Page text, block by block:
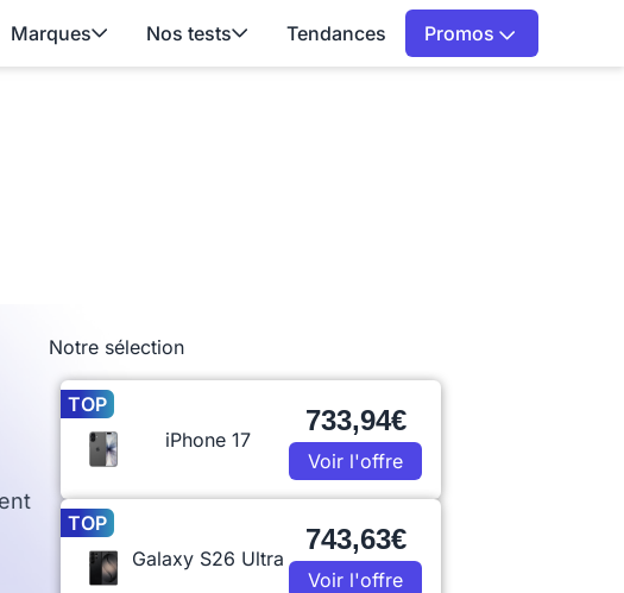
Marques Nos tests Tendances Promos
Notre sélection
TOP
iPhone 17
733,94€
Voir l'offre
TOP
Galaxy S26 Ultra
743,63€
Voir l'offre